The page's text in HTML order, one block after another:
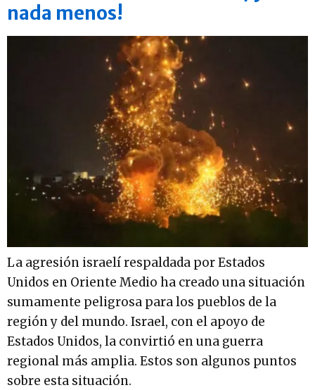
nada menos!
La agresión israelí respaldada por Estados
Unidos en Oriente Medio ha creado una situación
sumamente peligrosa para los pueblos de la
región y del mundo. Israel, con el apoyo de
Estados Unidos, la convirtió en una guerra
regional más amplia. Estos son algunos puntos
sobre esta situación.